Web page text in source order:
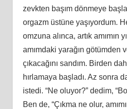
zevkten başım dönmeye
orgazm üstüne yaşıyordum.
omzuna alınca, artık amımın
amımdaki yarağın götümden
çıkacağını sandım. Birden
hırlamaya başladı. Az sonra
istedi. “Ne oluyor?” dedim,
Ben de, “Çıkma ne olur,